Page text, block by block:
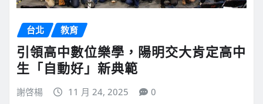
台北 教育
引領高中數位樂學，陽明交大肯定高中
生「自動好」新典範
謝啓楊 11 月 24, 2025 0